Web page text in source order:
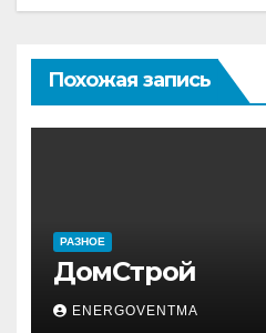
Похожая запись
РАЗНОЕ
ДомСтрой
ENERGOVENTMA